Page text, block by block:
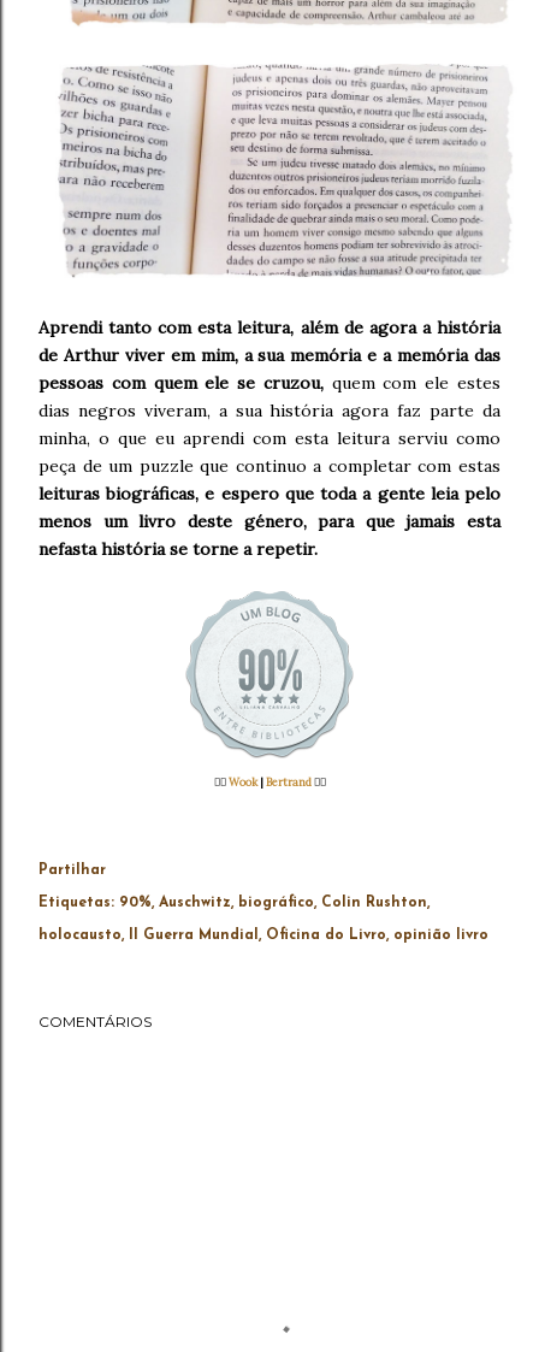
Aprendi tanto com esta leitura, além de agora a história
de Arthur viver em mim, a sua memória e a memória das
pessoas com quem ele se cruzou, quem com ele estes
dias negros viveram, a sua história agora faz parte da
minha, o que eu aprendi com esta leitura serviu como
peça de um puzzle que continuo a completar com estas
leituras biográficas, e espero que toda a gente leia pelo
menos um livro deste género, para que jamais esta
nefasta história se torne a repetir.
👉🏻Wook|Bertrand👈🏻
Partilhar
Etiquetas: 90% Auschwitz biográfico Colin Rushton
holocausto II Guerra Mundial Oficina do Livro opinião livro
COMENTÁRIOS